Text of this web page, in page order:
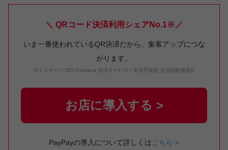
＼ QRコード決済利用シェアNo.1※／
いま一番使われているQR決済だから、集客アップにつな
がります。
※インテージ SCI Payment 決済サービス / 決済手段別 決済回数構成比
お店に導入する >
PayPayの導入について詳しくは こちら >